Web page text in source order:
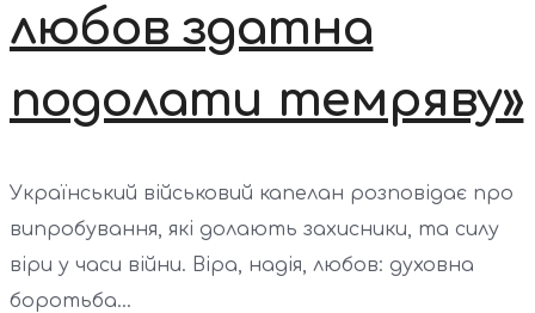
любов здатна
подолати темряву»
Український військовий капелан розповідає про
випробування, які долають захисники, та силу
віри у часи війни. Віра, надія, любов: духовна
боротьба...